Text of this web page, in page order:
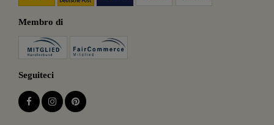
Membro di
Seguiteci